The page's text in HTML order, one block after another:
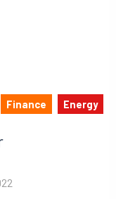
Finance Energy